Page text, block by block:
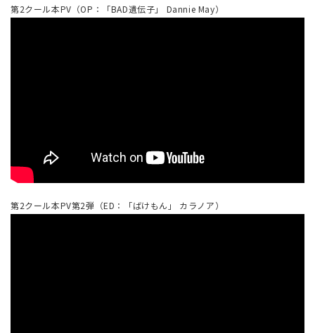
第2クール本PV（OP：「BAD遺伝子」 Dannie May）
第2クール本PV第2弾（ED：「ばけもん」 カラノア）